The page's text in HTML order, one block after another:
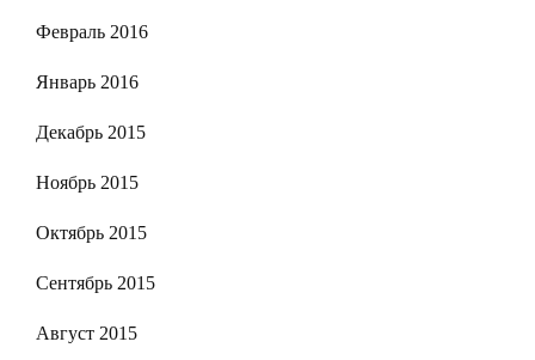
Февраль 2016
Январь 2016
Декабрь 2015
Ноябрь 2015
Октябрь 2015
Сентябрь 2015
Август 2015